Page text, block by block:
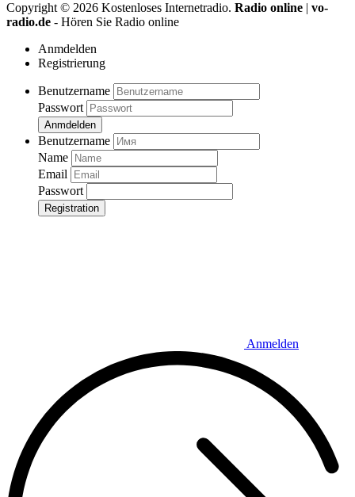
Copyright © 2026 Kostenloses Internetradio. Radio online | vo-
radio.de - Hören Sie Radio online
Anmdelden
Registrierung
Benutzername
Passwort
Anmdelden
Benutzername
Name
Email
Passwort
Registration
Anmelden